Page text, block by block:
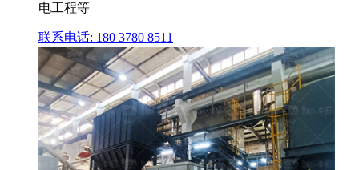
电工程等
联系电话: 180 3780 8511